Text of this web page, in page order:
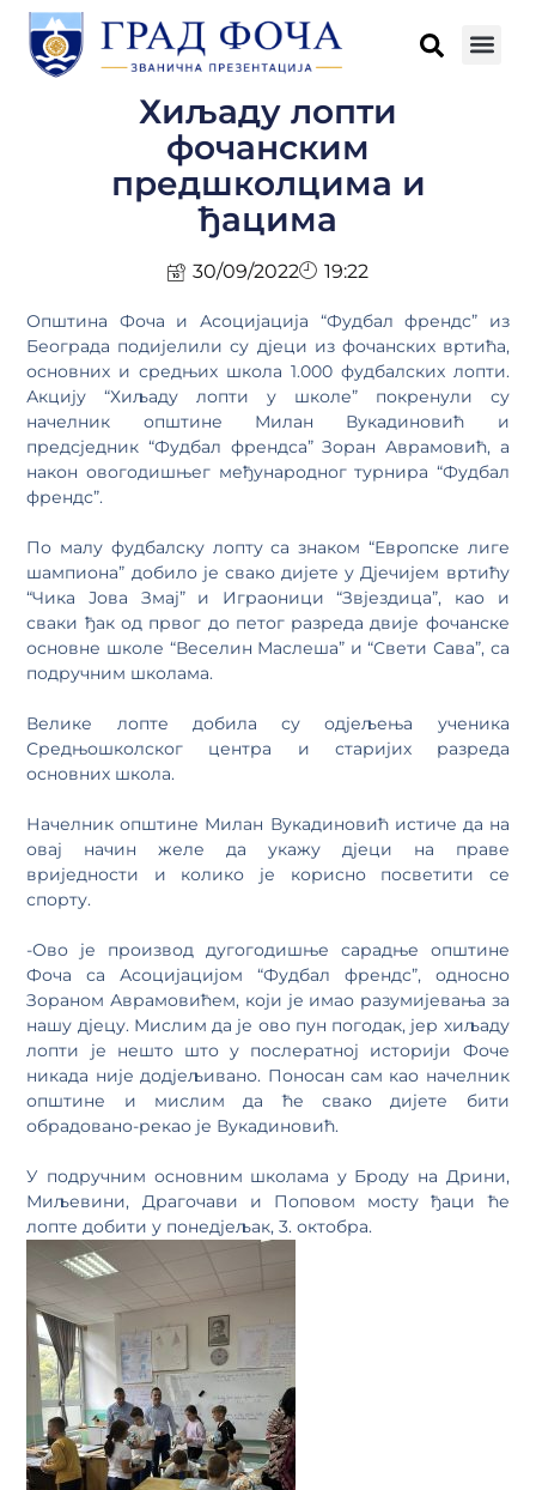
Хиљаду лопти
фочанским
предшколцима и
ђацима
30/09/2022 19:22
Општина Фоча и Асоцијација “Фудбал френдс” из
Београда подијелили су дјеци из фочанских вртића,
основних и средњих школа 1.000 фудбалских лопти.
Акцију “Хиљаду лопти у школе” покренули су
начелник општине Милан Вукадиновић и
предсједник “Фудбал френдса” Зоран Аврамовић, а
након овогодишњег међународног турнира “Фудбал
френдс”.
По малу фудбалску лопту са знаком “Европске лиге
шампиона” добило је свако дијете у Дјечијем вртићу
“Чика Јова Змај” и Играоници “Звјездица”, као и
сваки ђак од првог до петог разреда двије фочанске
основне школе “Веселин Маслеша” и “Свети Сава”, са
подручним школама.
Велике лопте добила су одјељења ученика
Средњошколског центра и старијих разреда
основних школа.
Начелник општине Милан Вукадиновић истиче да на
овај начин желе да укажу дјеци на праве
вриједности и колико је корисно посветити се
спорту.
-Ово је производ дугогодишње сарадње општине
Фоча са Асоцијацијом “Фудбал френдс”, односно
Зораном Аврамовићем, који је имао разумијевања за
нашу дјецу. Мислим да је ово пун погодак, јер хиљаду
лопти је нешто што у послератној историји Фоче
никада није додјељивано. Поносан сам као начелник
општине и мислим да ће свако дијете бити
обрадовано-рекао је Вукадиновић.
У подручним основним школама у Броду на Дрини,
Миљевини, Драгочави и Поповом мосту ђаци ће
лопте добити у понедјељак, 3. октобра.